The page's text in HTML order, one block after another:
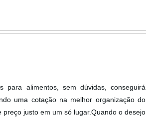
para alimentos, sem dúvidas, conseguirá
uma cotação na melhor organização do
justo em um só lugar.Quando o desejo